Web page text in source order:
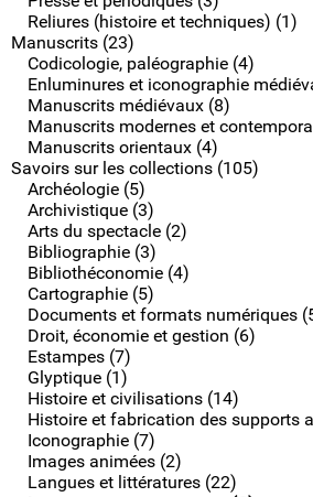
Reliures (histoire et techniques) (1)
Manuscrits (23)
Codicologie, paléographie (4)
Enluminures et iconographie
Manuscrits médiévaux (8)
Manuscrits modernes et
Manuscrits orientaux (4)
Savoirs sur les collections (105)
Archéologie (5)
Archivistique (3)
Arts du spectacle (2)
Bibliographie (3)
Bibliothéconomie (4)
Cartographie (5)
Documents et formats numériques
Droit, économie et gestion (6)
Estampes (7)
Glyptique (1)
Histoire et civilisations (14)
Histoire et fabrication des supports
Iconographie (7)
Images animées (2)
Langues et littératures (22)